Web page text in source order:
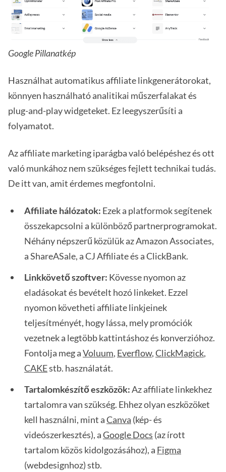
Google Pillanatkép
Használhat automatikus affiliate linkgenerátorokat,
könnyen használható analitikai műszerfalakat és
plug-and-play widgeteket. Ez leegyszerűsíti a
folyamatot.
Az affiliate marketing iparágba való belépéshez és ott
való munkához nem szükséges fejlett technikai tudás.
De itt van, amit érdemes megfontolni.
Affiliate hálózatok: Ezek a platformok segítenek
összekapcsolni a különböző partnerprogramokat.
Néhány népszerű közülük az Amazon Associates,
a ShareASale, a CJ Affiliate és a ClickBank.
Linkkövető szoftver: Kövesse nyomon az
eladásokat és bevételt hozó linkeket. Ezzel
nyomon követheti affiliate linkjeinek
teljesítményét, hogy lássa, mely promóciók
vezetnek a legtöbb kattintáshoz és konverzióhoz.
Fontolja meg aVoluum, Everflow,ClickMagick,
CAKEstb. használatát.
Tartalomkészítő eszközök:Az affiliate linkekhez
tartalomra van szükség. Ehhez olyan eszközöket
kell használni, mint aCanva (kép- és
videószerkesztés), aGoogle Docs (az írott
tartalom közös kidolgozásához), a Figma
(webdesignhoz) stb.